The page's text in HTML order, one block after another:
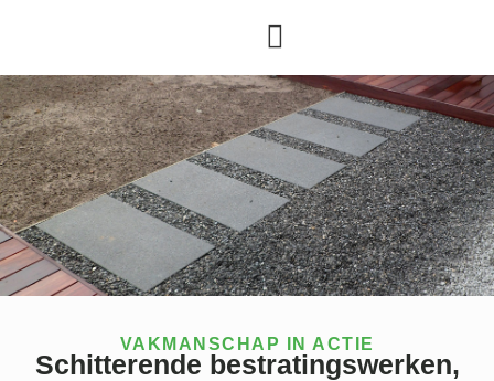
VAKMANSCHAP IN ACTIE
Schitterende bestratingswerken,